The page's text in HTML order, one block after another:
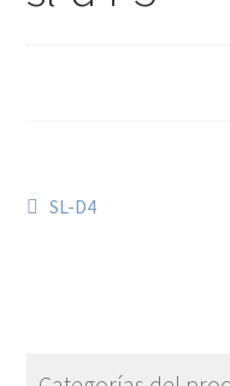
SL-D4